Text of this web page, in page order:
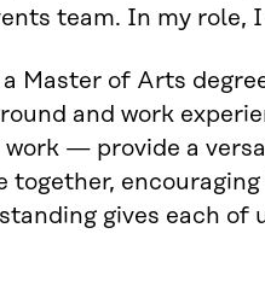
team. In my role,
Master of Arts
and work
work — provide a
together,
gives each